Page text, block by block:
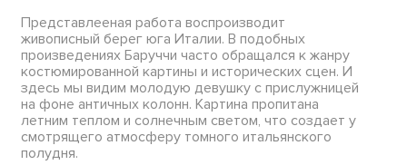
Представлееная работа воспроизводит
живописный берег юга Италии. В подобных
произведениях Баруччи часто обращался к жанру
костюмированной картины и исторических сцен. И
здесь мы видим молодую девушку с прислужницей
на фоне античных колонн. Картина пропитана
летним теплом и солнечным светом, что создает у
смотрящего атмосферу томного итальянского
полудня.